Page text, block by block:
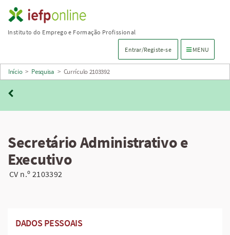
Saltar
para
principal
Instituto do Emprego e Formação Profissional
Entrar/Registe-se Menu de
MENU
Início > Pesquisa > Currículo 2103392
Secretário Administrativo e
Executivo
CV n.º 2103392
DADOS PESSOAIS